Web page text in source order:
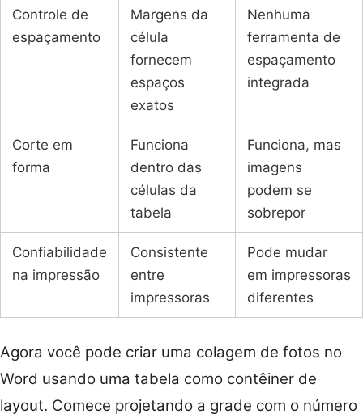
Controle de
espaçamento
Margens da
célula
fornecem
espaços
exatos
Nenhuma
ferramenta de
espaçamento
integrada
Corte em
forma
Funciona
dentro das
células da
tabela
Funciona, mas
imagens
podem se
sobrepor
Confiabilidade
na impressão
Consistente
entre
impressoras
Pode mudar
em impressoras
diferentes
Agora você pode criar uma colagem de fotos no
Word usando uma tabela como contêiner de
layout. Comece projetando a grade com o número